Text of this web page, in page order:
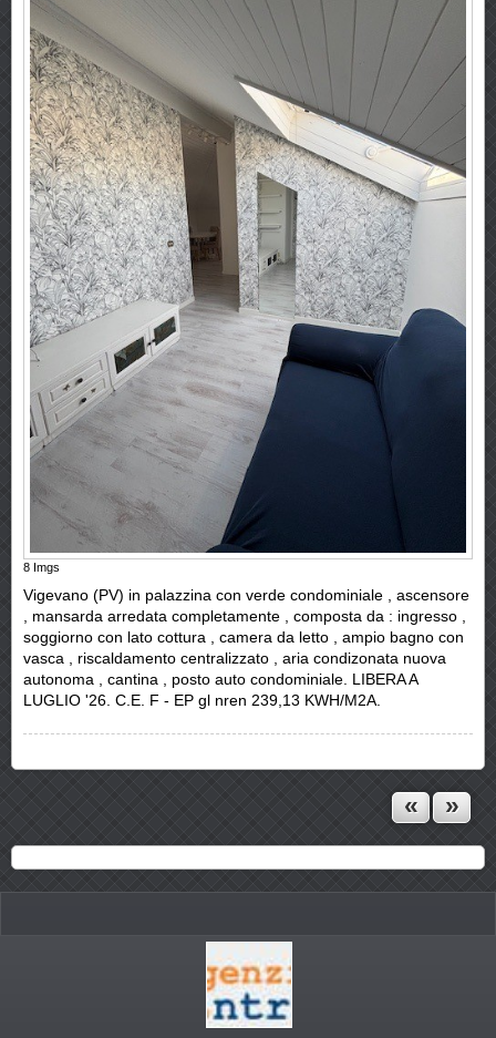
8 Imgs
Vigevano (PV) in palazzina con verde condominiale , ascensore
, mansarda arredata completamente , composta da : ingresso ,
soggiorno con lato cottura , camera da letto , ampio bagno con
vasca , riscaldamento centralizzato , aria condizonata nuova
autonoma , cantina , posto auto condominiale. LIBERA A
LUGLIO '26. C.E. F - EP gl nren 239,13 KWH/M2A.
« »